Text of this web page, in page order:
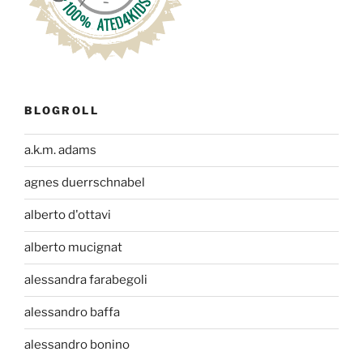
BLOGROLL
a.k.m. adams
agnes duerrschnabel
alberto d'ottavi
alberto mucignat
alessandra farabegoli
alessandro baffa
alessandro bonino